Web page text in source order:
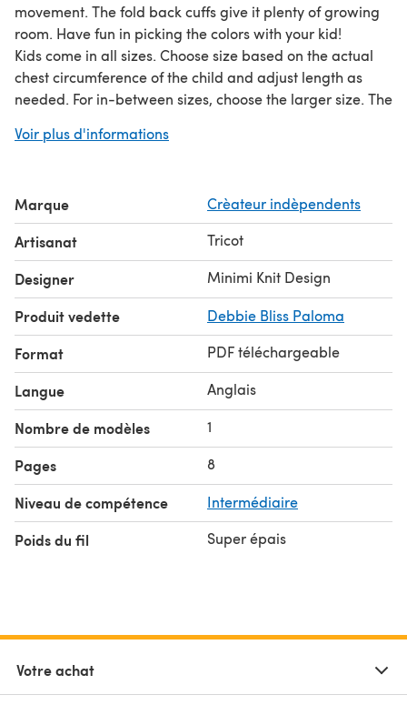
movement. The fold back cuffs give it plenty of growing
room. Have fun in picking the colors with your kid!
Kids come in all sizes. Choose size based on the actual
chest circumference of the child and adjust length as
needed. For in-between sizes, choose the larger size. The
and long length.
Voir plus d'informations
Marque Crèateur indèpendents
Artisanat Tricot
Designer Minimi Knit Design
Produit vedette Debbie Bliss Paloma
Format PDF téléchargeable
Langue Anglais
Nombre de modèles 1
Pages 8
Niveau de compétence Intermédiaire
Poids du fil Super épais
Votre achat